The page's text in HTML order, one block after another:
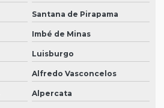
Santana de Pirapama
Imbé de Minas
Luisburgo
Alfredo Vasconcelos
Alpercata